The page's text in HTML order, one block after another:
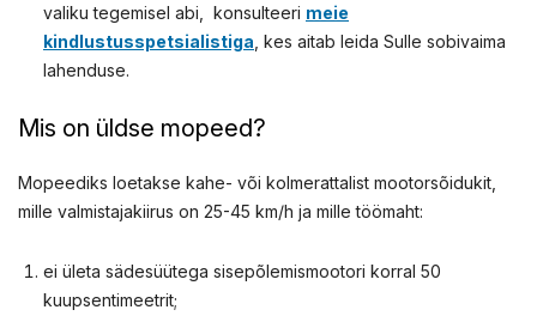
valiku tegemisel abi, konsulteeri meie
kindlustusspetsialistiga , kes aitab leida Sulle sobivaima
lahenduse.
Mis on üldse mopeed?
Mopeediks loetakse kahe- või kolmerattalist mootorsõidukit,
mille valmistajakiirus on 25-45 km/h ja mille töömaht:
ei ületa sädesüütega sisepõlemismootori korral 50
kuupsentimeetrit;